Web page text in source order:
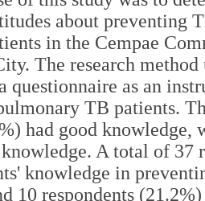
about preventing
in the Cempae
The research
questionnaire as an
TB patients.
had good knowledge,
A total of 37
knowledge in
10 respondents